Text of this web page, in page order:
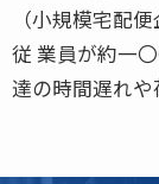
（小規模宅配
従 業員が約一
達の時間遅れや